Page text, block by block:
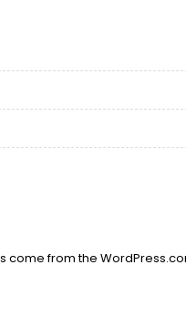
come from the